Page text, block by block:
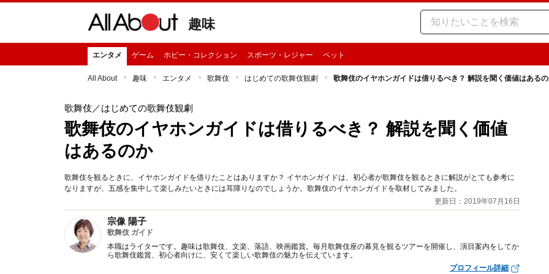
趣味
エンタメ ゲーム ホビー・コレクション スポーツ・レジャー ペット
All About 趣味 エンタメ 歌舞伎 はじめての歌舞伎観劇 歌舞伎のイヤホンガイドは借りるべき？ 解説を聞く価値はある
歌舞伎 ／はじめての歌舞伎観劇
歌舞伎のイヤホンガイドは借りるべき？ 解説を聞く価値
はあるのか
歌舞伎を観るときに、イヤホンガイドを借りたことはありますか？ イヤホンガイドは、初心者が歌舞伎を観るときに解説がとても参考に
なりますが、五感を集中して楽しみたいときには耳障りなのでしょうか。歌舞伎のイヤホンガイドを取材してみました。
更新日：2019年07月16日
宗像 陽子
歌舞伎 ガイド
本職はライターです。趣味は歌舞伎、文楽、落語、映画鑑賞。毎月歌舞伎座の幕見を観るツアーを開催し、演目案内をしてか
ら歌舞伎鑑賞、初心者向けに、安くて楽しい歌舞伎の魅力を伝えています。
プロフィール詳細